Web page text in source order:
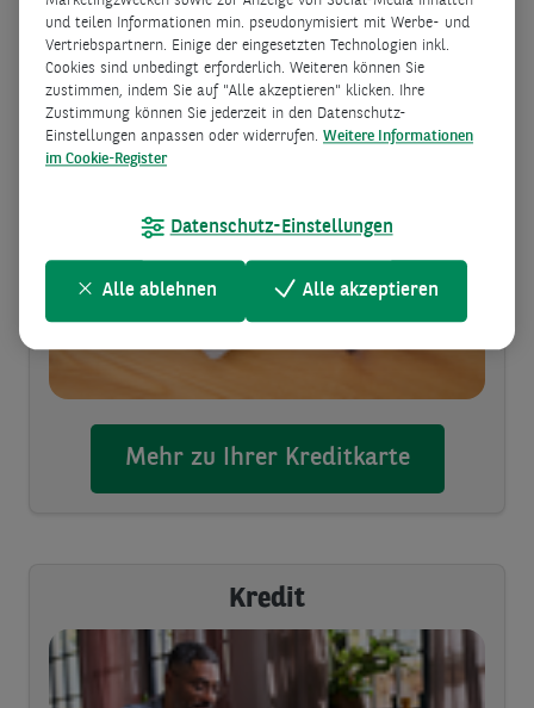
Consors Finanz Mastercard®
Mehr zu Ihrer Kreditkarte
Kredit
und teilen Informationen min. pseudonymisiert mit Werbe- und
Vertriebspartnern. Einige der eingesetzten Technologien inkl.
Cookies sind unbedingt erforderlich. Weiteren können Sie
zustimmen, indem Sie auf "Alle akzeptieren" klicken. Ihre
Zustimmung können Sie jederzeit in den Datenschutz-
Einstellungen anpassen oder widerrufen. Weitere Informationen
im Cookie-Register
Datenschutz-Einstellungen
Alle ablehnen Alle akzeptieren